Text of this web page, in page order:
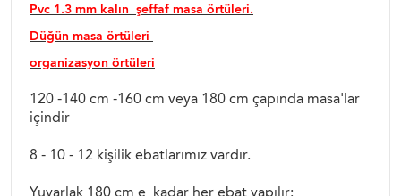
Pvc 1.3 mm kalın şeffaf masa örtüleri.
Düğün masa örtüleri
organizasyon örtüleri
120 -140 cm -160 cm veya 180 cm çapında masa'lar
içindir
8 - 10 - 12 kişilik ebatlarımız vardır.
Yuvarlak 180 cm e kadar her ebat yapılır: